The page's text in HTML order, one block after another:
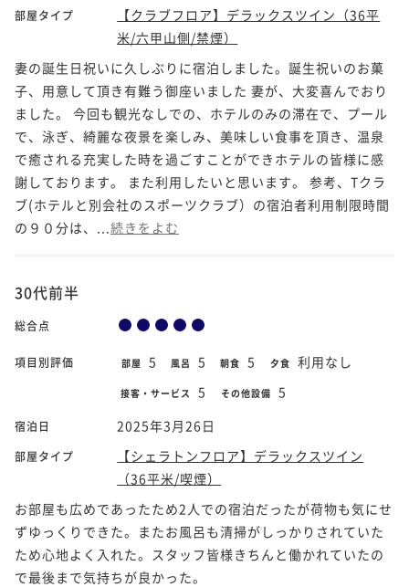
部屋タイプ
【クラブフロア】デラックスツイン（36平
米/六甲山側/禁煙）
妻の誕生日祝いに久しぶりに宿泊しました。誕生祝いのお菓
子、用意して頂き有難う御座いました 妻が、大変喜んでおり
ました。 今回も観光なしでの、ホテルのみの滞在で、プール
で、泳ぎ、綺麗な夜景を楽しみ、美味しい食事を頂き、温泉
で癒される充実した時を過ごすことができホテルの皆様に感
謝しております。 また利用したいと思います。 参考、Tクラ
ブ(ホテルと別会社のスポーツクラブ）の宿泊者利用制限時間
の９０分は、... 続きをよむ
30代前半
総合点
項目別評価 部屋 5 風呂 5 朝食 5 夕食 利用なし
接客・サービス 5 その他設備 5
宿泊日 2025年3月26日
部屋タイプ
【シェラトンフロア】デラックスツイン
（36平米/喫煙）
お部屋も広めであったため2人での宿泊だったが荷物も気にせ
ずゆっくりできた。またお風呂も清掃がしっかりされていた
ため心地よく入れた。スタッフ皆様きちんと働かれていたの
で最後まで気持ちが良かった。